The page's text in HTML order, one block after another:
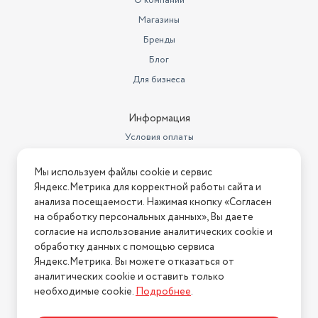
MERELY
40
Максимальная частота (Гц)
18000
FM-радио, ручка
Комплектация
кабель для зарядки USB/Type-
C, инструкция.
Наличие микрофона
Нет
Конструктивные особенности
Подсветка
Управление
кнопочное
Глубина
130 мм
Магазины
Бренды
Блог
Для бизнеса
Информация
Условия оплаты
Условия возврата
Нашли ошибку на сайте? Напишите нам
2026 © Интернет-магазин "АстМаркет". У нас есть всё!
Политика конфиденциальности
Мы используем файлы cookie и сервис
Яндекс.Метрика для корректной работы сайта и
анализа посещаемости. Нажимая кнопку «Согласен
на обработку персональных данных», Вы даете
согласие на использование аналитических cookie и
обработку данных с помощью сервиса
Яндекс.Метрика. Вы можете отказаться от
аналитических cookie и оставить только
необходимые cookie.Подробнее.